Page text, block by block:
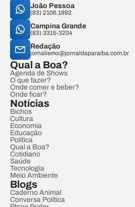
João Pessoa
(83) 2106.1892
Campina Grande
(83) 3315-3204
Redação
jornalismo@jornaldaparaiba.com.br
Qual a Boa?
Agenda de Shows
O que fazer?
Onde comer e beber?
Onde ficar?
Notícias
Bichos
Cultura
Economia
Educação
Política
Qual a Boa?
Cotidiano
Saúde
Tecnologia
Meio Ambiente
Blogs
Caderno Animal
Conversa Política